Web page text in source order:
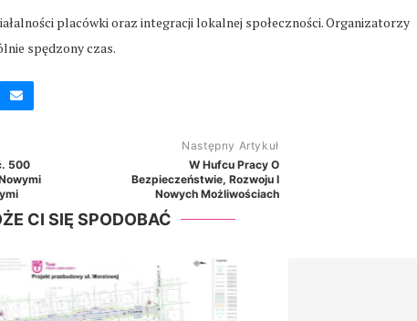
placówki oraz integracji lokalnej społeczności. Organizatorzy
spędzony czas.
500
Następny Artykuł
W Hufcu Pracy O
Bezpieczeństwie, Rozwoju I
Nowych Możliwościach
CI SIĘ SPODOBAĆ